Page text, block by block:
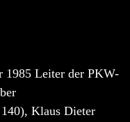
1985 Leiter der PKW-
Klaus Dieter